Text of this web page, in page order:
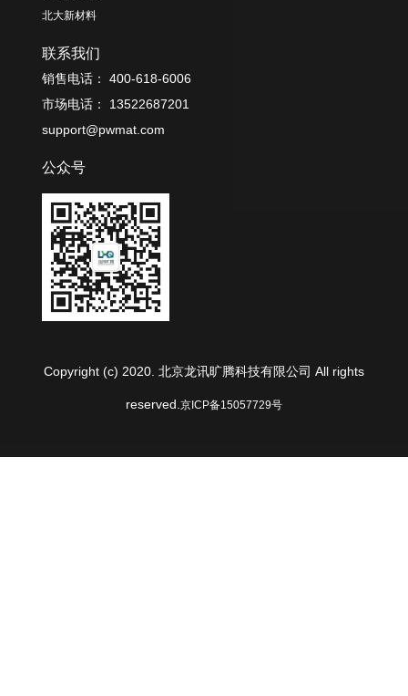
北大新材料
联系我们
销售电话： 400-618-6006
市场电话： 13522687201
support@pwmat.com
公众号
Copyright (c) 2020. 北京龙讯旷腾科技有限公司 All rights
reserved.京ICP备15057729号